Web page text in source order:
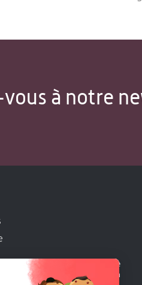
à notre
Maison Sciences de l'Homme
diffusion des connaissances en